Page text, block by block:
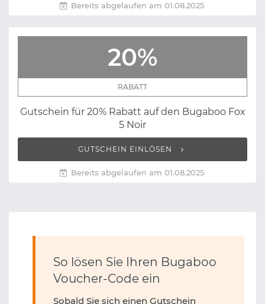
Bereits abgelaufen am 01.08.2025
20%
RABATT
Gutschein für 20% Rabatt auf den Bugaboo Fox
5 Noir
GUTSCHEIN EINLÖSEN
Bereits abgelaufen am 01.08.2025
So lösen Sie Ihren Bugaboo
Voucher-Code ein
Sobald Sie sich einen Gutschein